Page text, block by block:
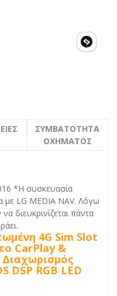
ΣΥΜΒΑΤΌΤΗΤΑ
ΟΧΉΜΑΤΟΣ
*Η συσκευασία
με LG MEDIA NAV. Λόγω
διευκρινίζεται πάντα
4G Sim Slot
CarPlay &
Διαχωρισμός
DSP RGB LED